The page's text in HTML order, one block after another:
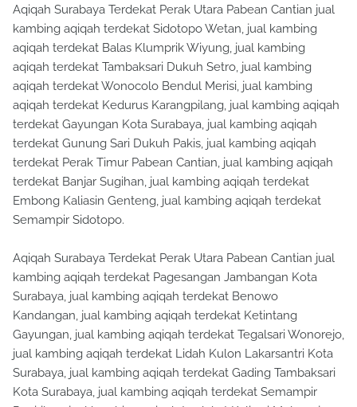
Aqiqah Surabaya Terdekat Perak Utara Pabean Cantian jual
kambing aqiqah terdekat Sidotopo Wetan, jual kambing
aqiqah terdekat Balas Klumprik Wiyung, jual kambing
aqiqah terdekat Tambaksari Dukuh Setro, jual kambing
aqiqah terdekat Wonocolo Bendul Merisi, jual kambing
aqiqah terdekat Kedurus Karangpilang, jual kambing aqiqah
terdekat Gayungan Kota Surabaya, jual kambing aqiqah
terdekat Gunung Sari Dukuh Pakis, jual kambing aqiqah
terdekat Perak Timur Pabean Cantian, jual kambing aqiqah
terdekat Banjar Sugihan, jual kambing aqiqah terdekat
Embong Kaliasin Genteng, jual kambing aqiqah terdekat
Semampir Sidotopo.
Aqiqah Surabaya Terdekat Perak Utara Pabean Cantian jual
kambing aqiqah terdekat Pagesangan Jambangan Kota
Surabaya, jual kambing aqiqah terdekat Benowo
Kandangan, jual kambing aqiqah terdekat Ketintang
Gayungan, jual kambing aqiqah terdekat Tegalsari Wonorejo,
jual kambing aqiqah terdekat Lidah Kulon Lakarsantri Kota
Surabaya, jual kambing aqiqah terdekat Gading Tambaksari
Kota Surabaya, jual kambing aqiqah terdekat Semampir